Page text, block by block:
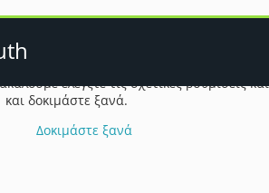
προγράμματος περιήγησής σας να έχουν
ελέγξτε τις σχετικές ρυθμίσεις και
και δοκιμάστε ξανά.
Δοκιμάστε ξανά